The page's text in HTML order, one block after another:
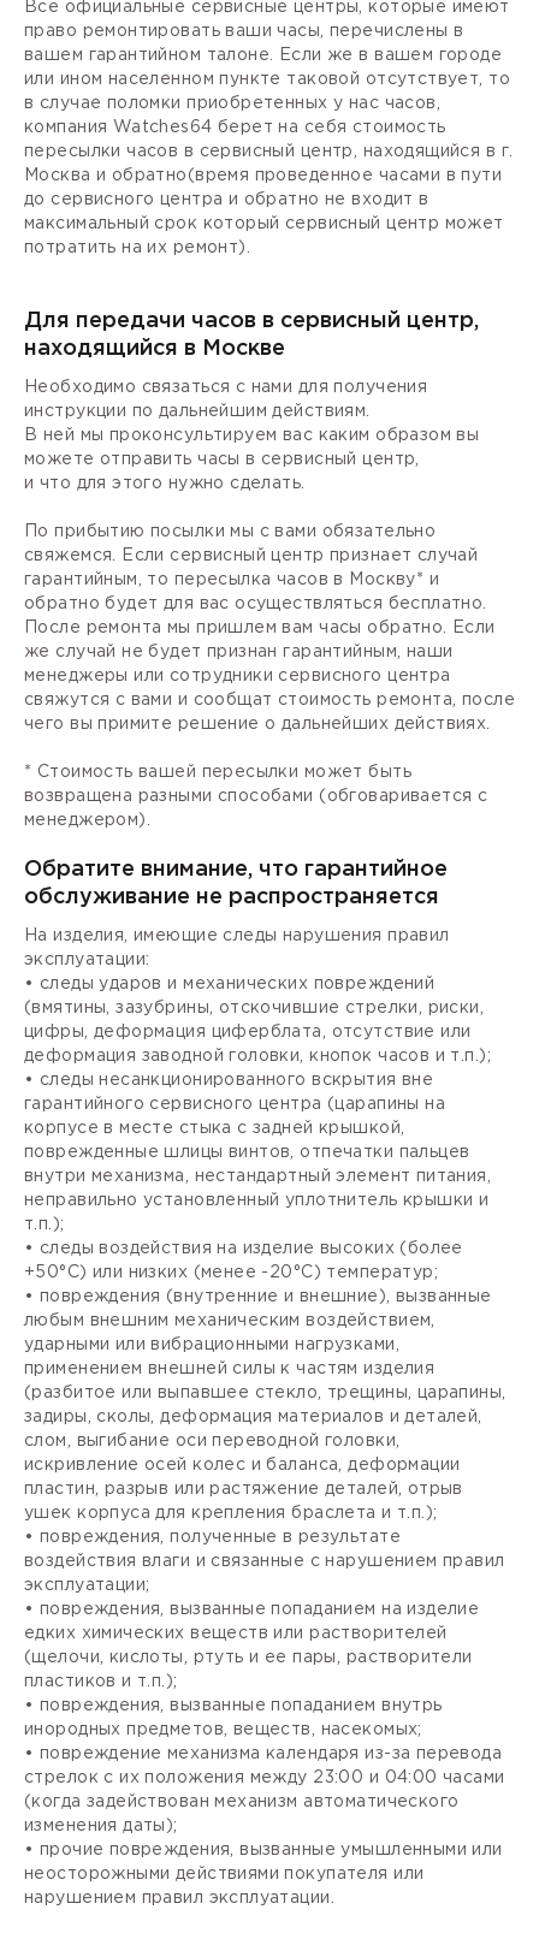
Все официальные сервисные центры, которые имеют
право ремонтировать ваши часы, перечислены в
вашем гарантийном талоне. Если же в вашем городе
или ином населенном пункте таковой отсутствует, то
в случае поломки приобретенных у нас часов,
компания Watches64 берет на себя стоимость
пересылки часов в сервисный центр, находящийся в г.
Москва и обратно(время проведенное часами в пути
до сервисного центра и обратно не входит в
максимальный срок который сервисный центр может
потратить на их ремонт).
Для передачи часов в сервисный центр,
находящийся в Москве
Необходимо связаться с нами для получения
инструкции по дальнейшим действиям.
В ней мы проконсультируем вас каким образом вы
можете отправить часы в сервисный центр,
и что для этого нужно сделать.
По прибытию посылки мы с вами обязательно
свяжемся. Если сервисный центр признает случай
гарантийным, то пересылка часов в Москву* и
обратно будет для вас осуществляться бесплатно.
После ремонта мы пришлем вам часы обратно. Если
же случай не будет признан гарантийным, наши
менеджеры или сотрудники сервисного центра
свяжутся с вами и сообщат стоимость ремонта, после
чего вы примите решение о дальнейших действиях.
* Стоимость вашей пересылки может быть
возвращена разными способами (обговаривается с
менеджером).
Обратите внимание, что гарантийное
обслуживание не распространяется
На изделия, имеющие следы нарушения правил
эксплуатации:
• следы ударов и механических повреждений
(вмятины, зазубрины, отскочившие стрелки, риски,
цифры, деформация циферблата, отсутствие или
деформация заводной головки, кнопок часов и т.п.);
• следы несанкционированного вскрытия вне
гарантийного сервисного центра (царапины на
корпусе в месте стыка с задней крышкой,
поврежденные шлицы винтов, отпечатки пальцев
внутри механизма, нестандартный элемент питания,
неправильно установленный уплотнитель крышки и
т.п.);
• следы воздействия на изделие высоких (более
+50°С) или низких (менее -20°С) температур;
• повреждения (внутренние и внешние), вызванные
любым внешним механическим воздействием,
ударными или вибрационными нагрузками,
применением внешней силы к частям изделия
(разбитое или выпавшее стекло, трещины, царапины,
задиры, сколы, деформация материалов и деталей,
слом, выгибание оси переводной головки,
искривление осей колес и баланса, деформации
пластин, разрыв или растяжение деталей, отрыв
ушек корпуса для крепления браслета и т.п.);
• повреждения, полученные в результате
воздействия влаги и связанные с нарушением правил
эксплуатации;
• повреждения, вызванные попаданием на изделие
едких химических веществ или растворителей
(щелочи, кислоты, ртуть и ее пары, растворители
пластиков и т.п.);
• повреждения, вызванные попаданием внутрь
инородных предметов, веществ, насекомых;
• повреждение механизма календаря из-за перевода
стрелок с их положения между 23:00 и 04:00 часами
(когда задействован механизм автоматического
изменения даты);
• прочие повреждения, вызванные умышленными или
неосторожными действиями покупателя или
нарушением правил эксплуатации.